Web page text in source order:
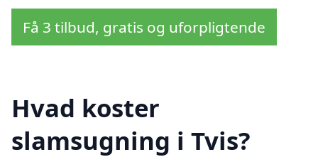
Få 3 tilbud, gratis og uforpligtende
Hvad koster
slamsugning i Tvis?